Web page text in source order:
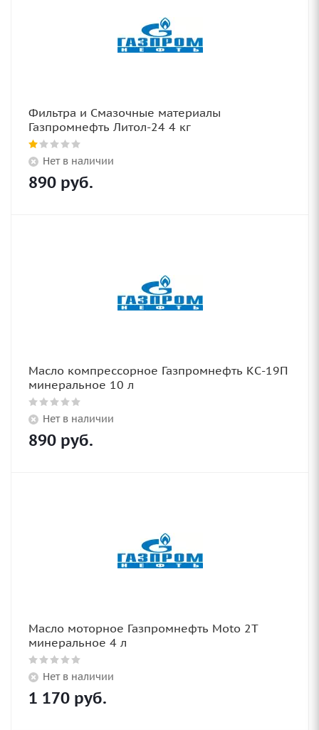
Фильтра и Смазочные материалы
Газпромнефть Литол-24 4 кг
Нет в наличии
890 руб.
Масло компрессорное Газпромнефть КС-19П
минеральное 10 л
Нет в наличии
890 руб.
Масло моторное Газпромнефть Moto 2T
минеральное 4 л
Нет в наличии
1 170 руб.